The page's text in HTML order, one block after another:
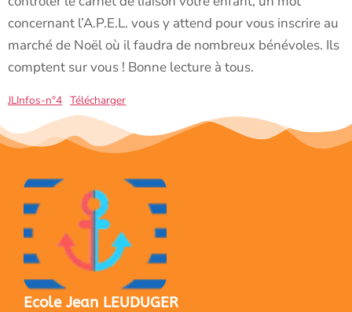
concernant l’A.P.E.L. vous y attend pour vous inscrire au
marché de Noël où il faudra de nombreux bénévoles. Ils
comptent sur vous ! Bonne lecture à tous.
JLInfos-n°4 Télécharger
Ecole Jean LEUDUGER